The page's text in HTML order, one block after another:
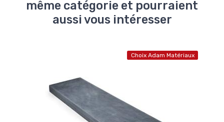
même catégorie et pourraient
aussi vous intéresser
Choix Adam Matériaux